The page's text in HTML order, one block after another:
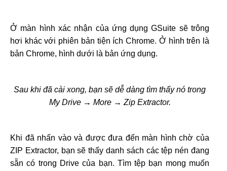
Ở màn hình xác nhận của ứng dụng GSuite sẽ trông
hơi khác với phiên bản tiện ích Chrome. Ở hình trên là
bản Chrome, hình dưới là bản ứng dụng.
Sau khi đã cài xong, bạn sẽ dễ dàng tìm thấy nó trong
My Drive → More → Zip Extractor.
Khi đã nhấn vào và được đưa đến màn hình chờ của
ZIP Extractor, bạn sẽ thấy danh sách các tệp nén đang
sẵn có trong Drive của bạn. Tìm tệp bạn mong muốn